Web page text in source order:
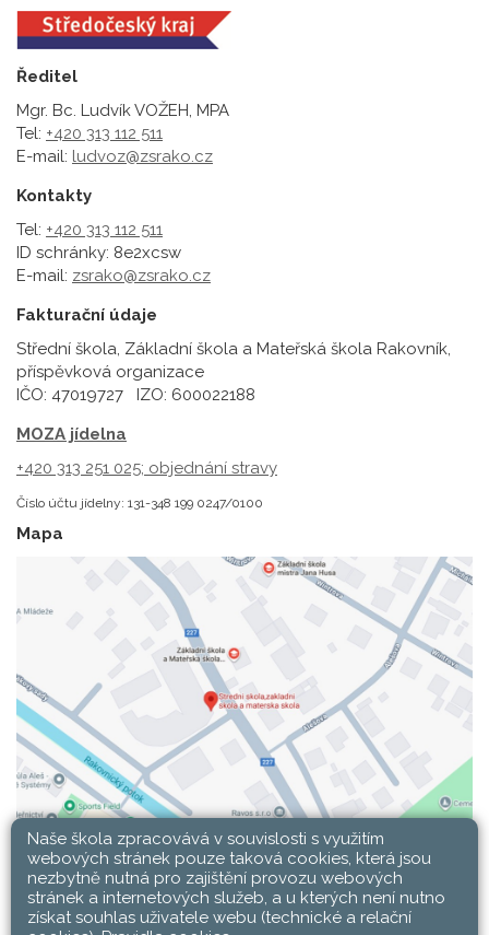
Ředitel
Mgr. Bc. Ludvík VOŽEH, MPA
Tel: +420 313 112 511
E-mail: ludvoz@zsrako.cz
Kontakty
Tel: +420 313 112 511
ID schránky: 8e2xcsw
E-mail: zsrako@zsrako.cz
Fakturační údaje
Střední škola, Základní škola a Mateřská škola Rakovník,
příspěvková organizace
IČO: 47019727 IZO: 600022188
MOZA jídelna
+420 313 251 025; objednání stravy
Číslo účtu jídelny: 131-348 199 0247/0100
Mapa
Naše škola zpracovává v souvislosti s využitím
webových stránek pouze taková cookies, která jsou
nezbytně nutná pro zajištění provozu webových
stránek a internetových služeb, a u kterých není nutno
získat souhlas uživatele webu (technické a relační